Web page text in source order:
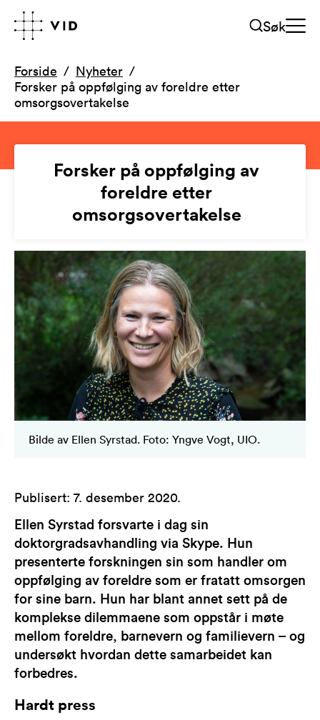
Søk
Forside
Nyheter
Forsker på oppfølging av foreldre etter
omsorgsovertakelse
Forsker på oppfølging av
foreldre etter
omsorgsovertakelse
Bilde av Ellen Syrstad. Foto: Yngve Vogt, UIO.
Publisert: 7. desember 2020.
Ellen Syrstad forsvarte i dag sin
doktorgradsavhandling via Skype. Hun
presenterte forskningen sin som handler om
oppfølging av foreldre som er fratatt omsorgen
for sine barn. Hun har blant annet sett på de
komplekse dilemmaene som oppstår i møte
mellom foreldre, barnevern og familievern – og
undersøkt hvordan dette samarbeidet kan
forbedres.
Hardt press